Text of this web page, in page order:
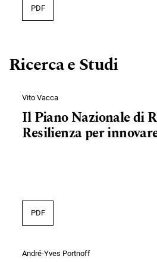
PDF
Ricerca e Studi
Vito Vacca
Il Piano Nazionale di
Resilienza per
PDF
André-Yves Portnoff